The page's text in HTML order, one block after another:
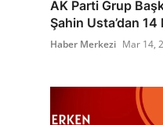
AK Parti Grup
Şahin Usta’dan
Haber Merkezi Mar 14,